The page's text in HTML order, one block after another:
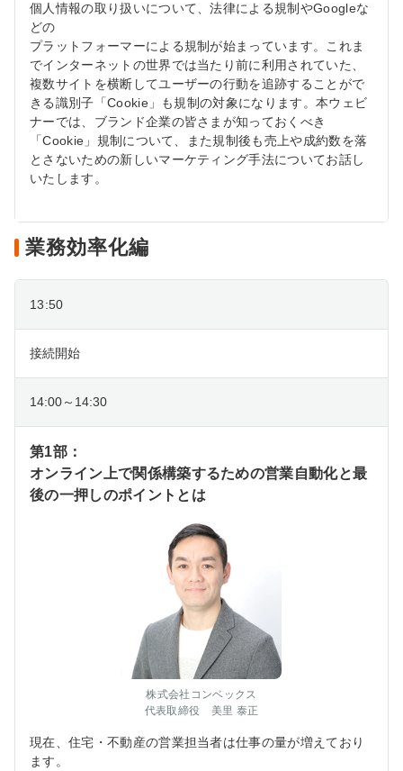
個人情報の取り扱いについて、法律による規制やGoogleな
どの
プラットフォーマーによる規制が始まっています。これま
でインターネットの世界では当たり前に利用されていた、
複数サイトを横断してユーザーの行動を追跡することがで
きる識別子「Cookie」も規制の対象になります。本ウェビ
ナーでは、ブランド企業の皆さまが知っておくべき
「Cookie」規制について、また規制後も売上や成約数を落
とさないための新しいマーケティング手法についてお話し
いたします。
業務効率化編
13:50
接続開始
14:00～14:30
第1部：
オンライン上で関係構築するための営業自動化と最
後の一押しのポイントとは
株式会社コンベックス
代表取締役 美里 泰正
現在、住宅・不動産の営業担当者は仕事の量が増えており
ます。